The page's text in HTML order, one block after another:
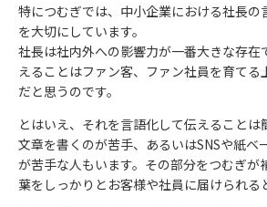
特につむぎでは、中小企業における社長の
を大切にしています。
社長は社内外への影響力が一番大きな存在
えることはファン客、ファン社員を育てる
だと思うのです。
とはいえ、それを言語化して伝えることは
文章を書くのが苦手、あるいはSNSや紙ベ
が苦手な人もいます。その部分をつむぎが
葉をしっかりとお客様や社員に届けられる